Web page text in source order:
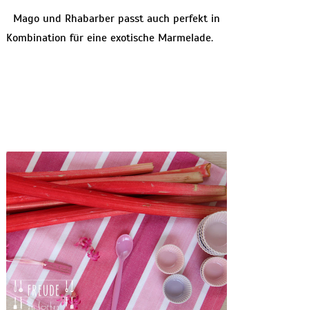
Mago und Rhabarber passt auch perfekt in
Kombination für eine exotische Marmelade.